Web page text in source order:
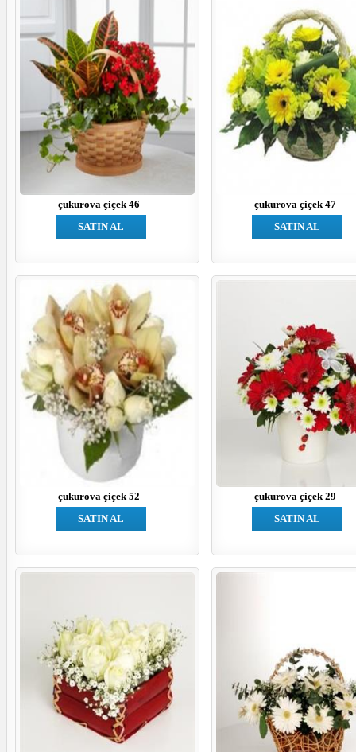
çukurova çiçek 46
SATIN AL
çukurova çiçek 47
SATIN AL
çukurova çiçek 52
SATIN AL
çukurova çiçek 29
SATIN AL